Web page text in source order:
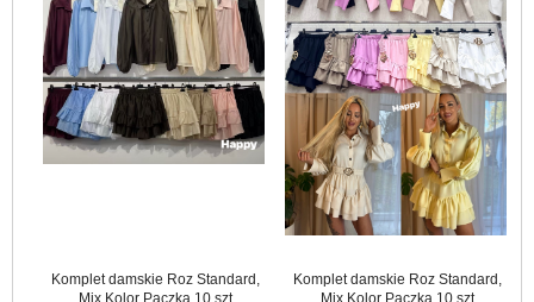
Komplet damskie Roz Standard,
Mix Kolor Paczka 10 szt
Komplet damskie Roz Standard,
Mix Kolor Paczka 10 szt